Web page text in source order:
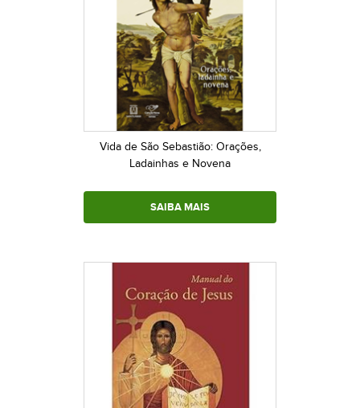
Vida de São Sebastião: Orações,
Ladainhas e Novena
SAIBA MAIS